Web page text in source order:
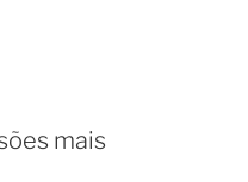
mais